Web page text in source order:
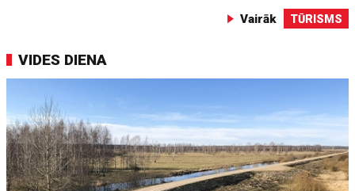
Vairāk TŪRISMS
VIDES DIENA